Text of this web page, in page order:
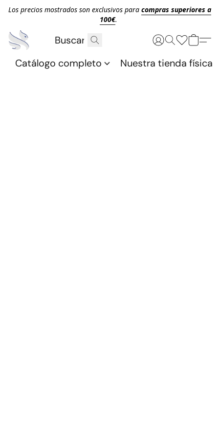
Los precios mostrados son exclusivos para compras superiores a
100€.
Catálogo completo Nuestra tienda física